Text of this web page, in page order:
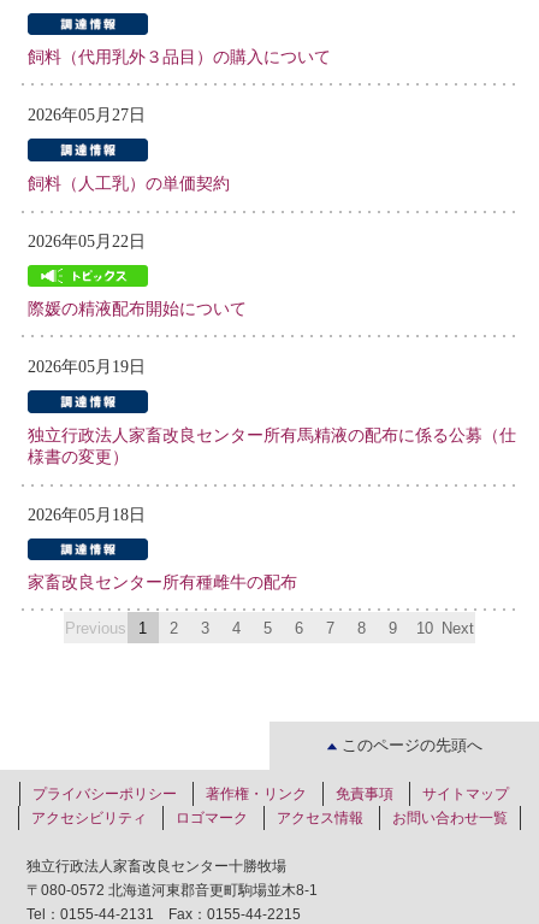
飼料（代用乳外３品目）の購入について
2026年05月27日
飼料（人工乳）の単価契約
2026年05月22日
際媛の精液配布開始について
2026年05月19日
独立行政法人家畜改良センター所有馬精液の配布に係る公募（仕
様書の変更）
2026年05月18日
家畜改良センター所有種雌牛の配布
Previous 1 2 3 4 5 6 7 8 9 10 Next
このページの先頭へ
プライバシーポリシー 著作権・リンク 免責事項
サイトマップ
アクセシビリティ
ロゴマーク アクセス情報 お問い合わせ一覧
独立行政法人家畜改良センター十勝牧場
〒080-0572 北海道河東郡音更町駒場並木8-1
Tel：0155-44-2131 Fax：0155-44-2215